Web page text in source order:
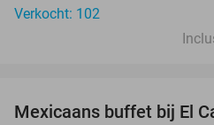
Verkocht: 102
Mexicaans buffet bij El